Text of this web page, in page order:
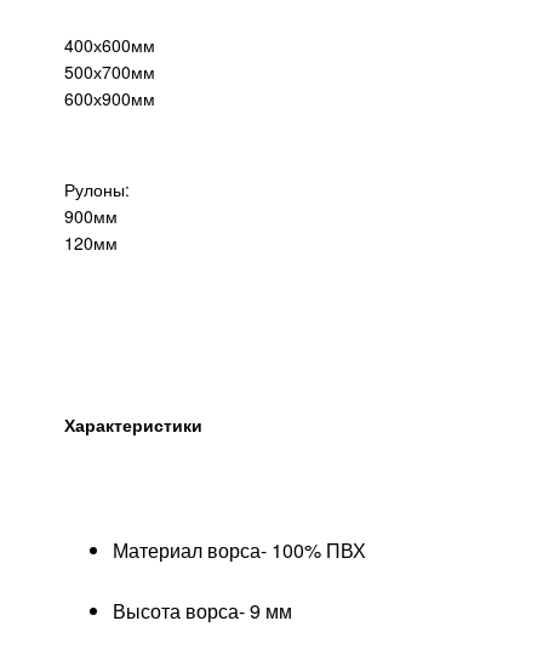
400х600мм
500х700мм
600х900мм
Рулоны:
900мм
120мм
Характеристики
Материал ворса- 100% ПВХ
Высота ворса- 9 мм